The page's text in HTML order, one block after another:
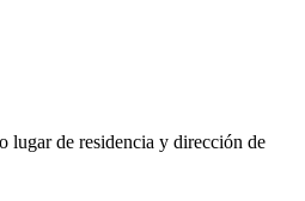
lugar de residencia y dirección de